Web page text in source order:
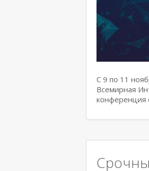
С 9 по 11
Всемирная
конференция